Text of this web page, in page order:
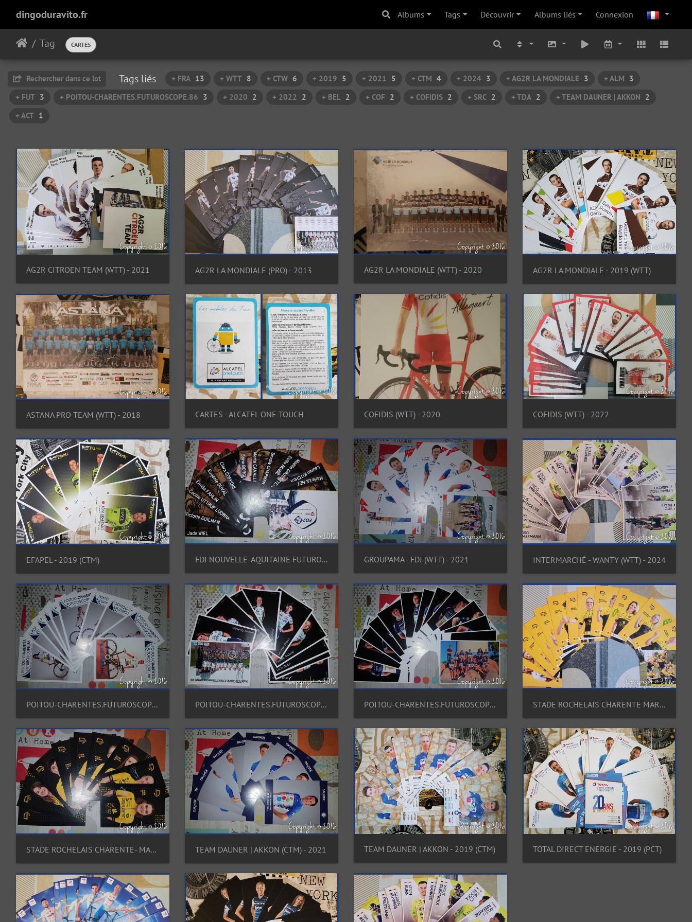
dingoduravito.fr Albums Tags Découvrir Albums liés Connexion
Tag CARTES
Rechercher dans ce lot Tags liés + FRA 13 + WTT 8 + CTW 6 + 2019 5 + 2021 5 + CTM 4 + 2024 3 + AG2R LA MONDIALE 3 + ALM 3
+ FUT 3 + POITOU-CHARENTES.FUTUROSCOPE.86 3 + 2020 2 + 2022 2 + BEL 2 + COF 2 + COFIDIS 2 + SRC 2 + TDA 2 + TEAM DAUNER | AKKON 2
+ ACT 1
AG2R CITROEN TEAM (WTT) - 2021 AG2R LA MONDIALE (PRO) - 2013 AG2R LA MONDIALE (WTT) - 2020 AG2R LA MONDIALE - 2019 (WTT)
ASTANA PRO TEAM (WTT) - 2018 CARTES - ALCATEL ONE TOUCH COFIDIS (WTT) - 2020 COFIDIS (WTT) - 2022
EFAPEL - 2019 (CTM) FDJ NOUVELLE-AQUITAINE FUTUROSCOPE (WTW) - 2021 GROUPAMA - FDJ (WTT) - 2021 INTERMARCHÉ - WANTY (WTT) - 2024
POITOU-CHARENTES.FUTUROSCOPE.86 (CTW) - 2014 POITOU-CHARENTES.FUTUROSCOPE.86 (CTW) - 2015 POITOU-CHARENTES.FUTUROSCOPE.86 (CTW) - 2016 STADE ROCHELAIS CHARENTE MARITIME (CTW) - 2022
STADE ROCHELAIS CHARENTE- MARITIME WOMEN CYCLING (CTW) - 2021 TEAM DAUNER | AKKON (CTM) - 2021 TEAM DAUNER | AKKON - 2019 (CTM) TOTAL DIRECT ENERGIE - 2019 (PCT)